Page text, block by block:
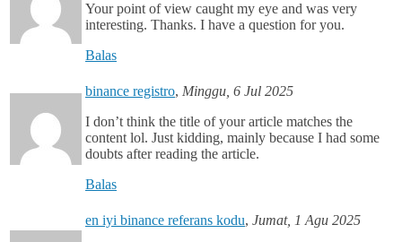
Your point of view caught my eye and was very
interesting. Thanks. I have a question for you.
Balas
binance registro, Minggu, 6 Jul 2025
I don’t think the title of your article matches the
content lol. Just kidding, mainly because I had some
doubts after reading the article.
Balas
en iyi binance referans kodu, Jumat, 1 Agu 2025